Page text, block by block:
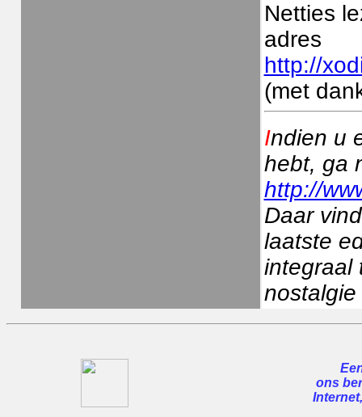
Netties
adres
http://
(met
Indien u
hebt, ga
http://
Daar
laatste
integraal
nostalgie
ons